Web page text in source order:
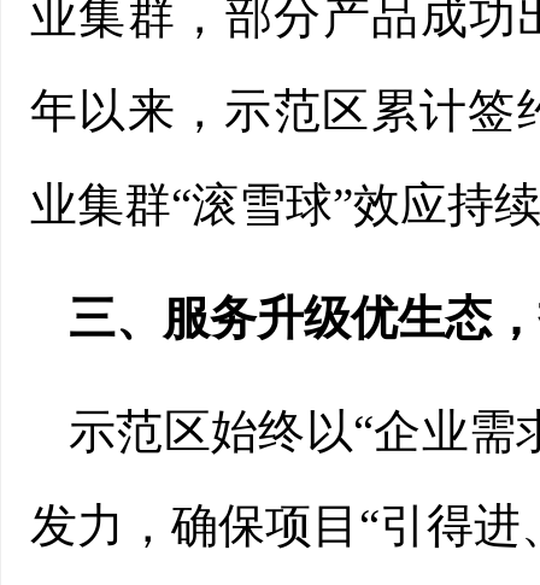
业集群，部分产品成功
年以来，示范区累计签
业集群“滚雪球”效应持
三、服务升级优生态
示范区始终以“企业需
发力，确保项目“引得